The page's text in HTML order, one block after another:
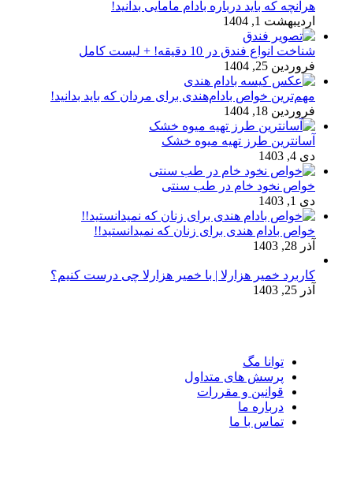
هرآنچه که باید درباره بادام مامایی بدانید!
اردیبهشت 1, 1404
شناخت انواع فندق در 10 دقیقه! + لیست کامل
فروردین 25, 1404
مهم‌ترین خواص بادام‌هندی برای مردان که باید بدانید!
فروردین 18, 1404
آسانترین طرز تهیه میوه خشک
دی 4, 1403
خواص نخود خام در طب سنتی
دی 1, 1403
خواص بادام هندی برای زنان که نمیدانستید!!
آذر 28, 1403
کاربرد خمیر هزارلا | با خمیر هزارلا چی درست کنیم؟
آذر 25, 1403
توانا مگ
پرسش های متداول
قوانین و مقررات
درباره ما
تماس با ما